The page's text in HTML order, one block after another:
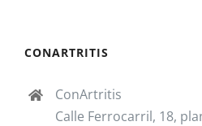
CONARTRITIS
ConArtritis
Calle Ferrocarril, 18,